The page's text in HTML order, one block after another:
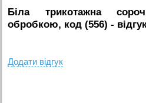
Біла трикотажна
обробкою, код (556) -
Додати вiдгук